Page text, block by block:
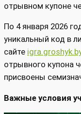
отрывном купоне
По 4 января 2026
уникальный код в
сайте
отрывного купона
присвоены
Важные условия